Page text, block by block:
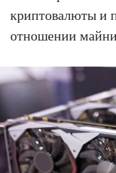
криптовалюты и
отношении